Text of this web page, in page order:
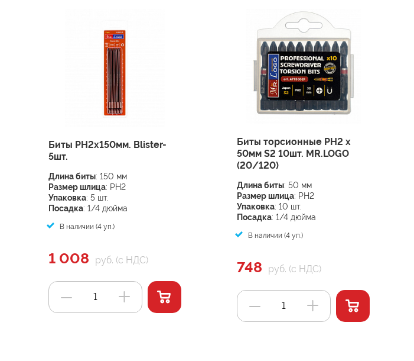
Биты PH2x150мм. Blister-
5шт.
Длина биты: 150 мм
Размер шлица: PH2
Упаковка: 5 шт.
Посадка: 1/4 дюйма
В наличии (4 уп.)
1 008 руб. (с НДС)
Биты торсионные PH2 х
50мм S2 10шт. MR.LOGO
(20/120)
Длина биты: 50 мм
Размер шлица: PH2
Упаковка: 10 шт.
Посадка: 1/4 дюйма
В наличии (4 уп.)
748 руб. (с НДС)